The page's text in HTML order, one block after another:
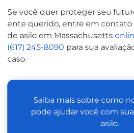
Se você quer proteger seu
ente querido, entre em
de asilo em Massachusetts
(617) 245-8090 para sua
caso.
Saiba mais sobre como
pode ajudar você com
asilo.